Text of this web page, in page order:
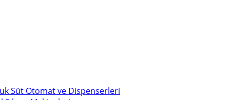
Süt Otomat ve Dispenserleri